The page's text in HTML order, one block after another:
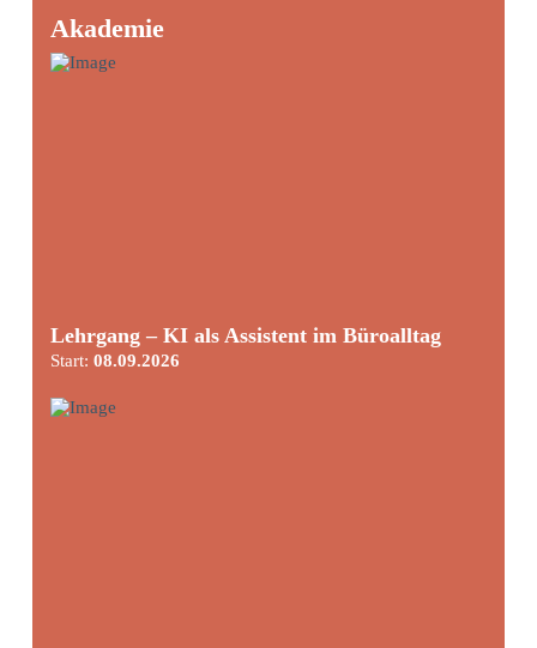
Akademie
Lehrgang – KI als Assistent im Büroalltag
Start: 08.09.2026